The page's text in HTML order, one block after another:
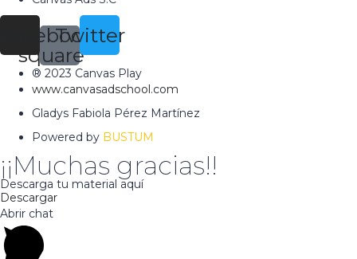
Facebook-
square
Twitter
® 2023 Canvas Play
www.canvasadschool.com
Gladys Fabiola Pérez Martínez
Powered by BUSTUM
¡¡Muchas gracias!!
Descarga tu material aquí
Descargar
Abrir chat